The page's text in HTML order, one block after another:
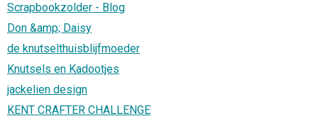
Scrapbookzolder - Blog
Don &amp; Daisy
de knutselthuisblijfmoeder
Knutsels en Kadootjes
jackelien design
KENT CRAFTER CHALLENGE